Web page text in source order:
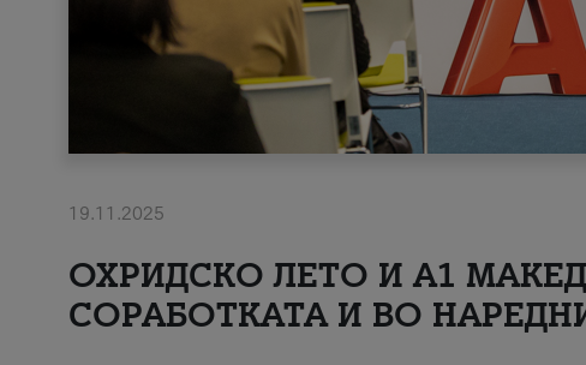
19.11.2025
ОХРИДСКО ЛЕТО И A1
СОРАБОТКАТА И ВО